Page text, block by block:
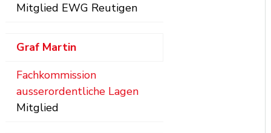
Mitglied EWG Reutigen
Graf Martin
Fachkommission
ausserordentliche Lagen
Mitglied